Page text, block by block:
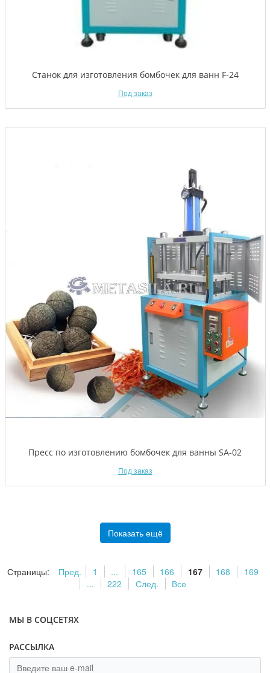
Станок для изготовления бомбочек для ванн F-24
Под заказ
Пресс по изготовлению бомбочек для ванны SA-02
Под заказ
Показать ещё
Страницы: Пред. 1 ... 165 166 167 168
169
...
222 След. Все
МЫ В СОЦСЕТЯХ
РАССЫЛКА